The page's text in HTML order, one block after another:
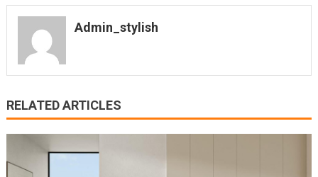
Admin_stylish
RELATED ARTICLES